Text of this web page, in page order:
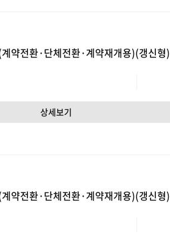
약전환·단체전환·계약재개용)(갱신
상세보기
약전환·단체전환·계약재개용)(갱신